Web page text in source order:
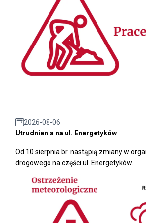
2026-08-06
Utrudnienia na ul. Energetyków
Od 10 sierpnia br. nastąpią zmiany w
drogowego na części ul. Energetyków.